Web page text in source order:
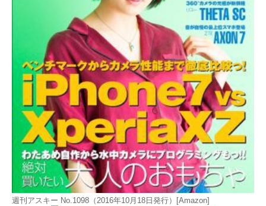
週刊アスキー No.1098（2016年10月18日発行）[Amazon]